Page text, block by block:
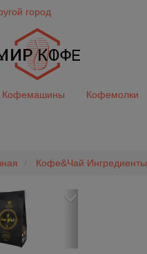
город
Кофемашины Кофемолки
Кофе&Чай Ингредиенты